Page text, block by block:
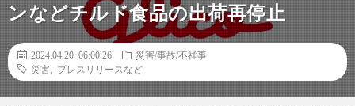
ンなどチルド食品の出荷再停止
2024.04.20 06:00:26
災害/事故/不祥事
災害
プレスリリースなど